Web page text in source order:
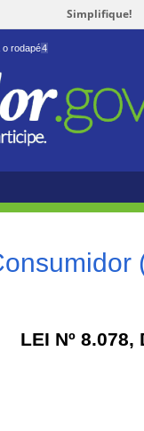
Simplifique!
o rodapé4
LEI Nº 8.078,